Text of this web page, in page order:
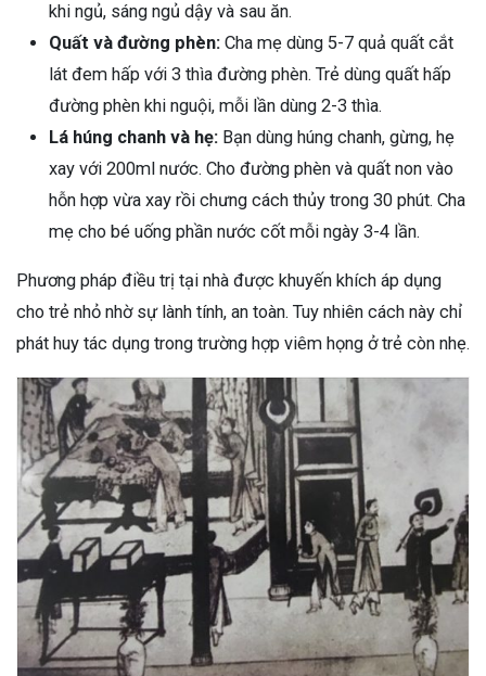
khi ngủ, sáng ngủ dậy và sau ăn.
Quất và đường phèn: Cha mẹ dùng 5-7 quả quất cắt
lát đem hấp với 3 thìa đường phèn. Trẻ dùng quất hấp
đường phèn khi nguội, mỗi lần dùng 2-3 thìa.
Lá húng chanh và hẹ: Bạn dùng húng chanh, gừng, hẹ
xay với 200ml nước. Cho đường phèn và quất non vào
hỗn hợp vừa xay rồi chưng cách thủy trong 30 phút. Cha
mẹ cho bé uống phần nước cốt mỗi ngày 3-4 lần.
Phương pháp điều trị tại nhà được khuyến khích áp dụng
cho trẻ nhỏ nhờ sự lành tính, an toàn. Tuy nhiên cách này chỉ
phát huy tác dụng trong trường hợp viêm họng ở trẻ còn nhẹ.